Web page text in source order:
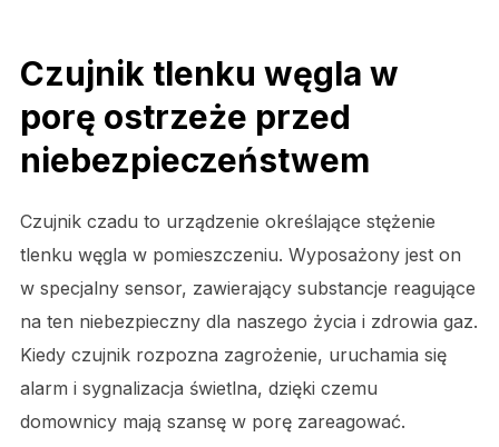
Czujnik tlenku węgla w
porę ostrzeże przed
niebezpieczeństwem
Czujnik czadu to urządzenie określające stężenie
tlenku węgla w pomieszczeniu. Wyposażony jest on
w specjalny sensor, zawierający substancje reagujące
na ten niebezpieczny dla naszego życia i zdrowia gaz.
Kiedy czujnik rozpozna zagrożenie, uruchamia się
alarm i sygnalizacja świetlna, dzięki czemu
domownicy mają szansę w porę zareagować.